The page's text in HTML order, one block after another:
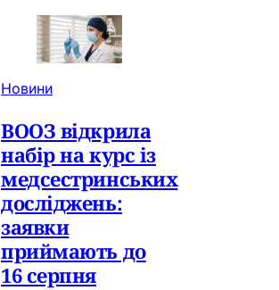
Новини
ВООЗ відкрила
набір на курс із
медсестринських
досліджень:
заявки
приймають до
16 серпня